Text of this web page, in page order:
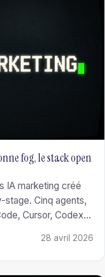
fog, le stack open
IA marketing créé
stage. Cinq agents,
Cursor, Codex
28 avril 2026